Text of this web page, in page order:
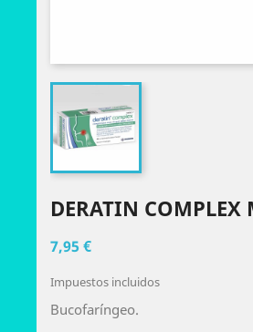
DERATIN COMPLEX
7,95 €
Impuestos incluidos
Bucofaríngeo.